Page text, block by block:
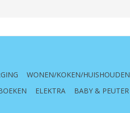
WONEN/KOKEN/HUISHOUDEN
ELEKTRA BABY & PEUTER